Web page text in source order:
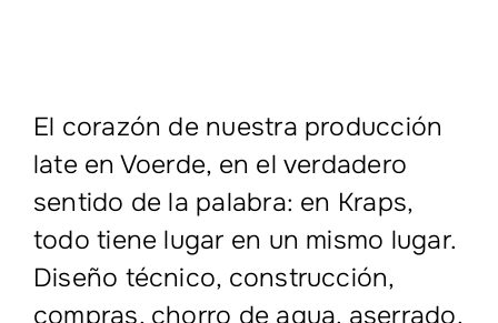
El corazón de nuestra producción
late en Voerde, en el verdadero
sentido de la palabra: en Kraps,
todo tiene lugar en un mismo lugar.
Diseño técnico, construcción,
compras, chorro de agua, aserrado,